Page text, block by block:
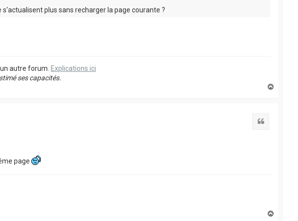
plus sans recharger la page courante ?
autre forum. Explications ici
ses capacités.
page